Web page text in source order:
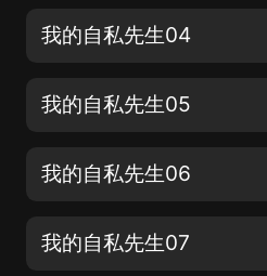
我的自私先生04
我的自私先生05
我的自私先生06
我的自私先生07